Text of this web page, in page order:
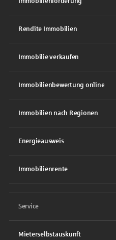
Rendite Immobilien
Immobilie verkaufen
Immobilienbewertung online
Immobilien nach Regionen
Energieausweis
Immobilienrente
Service
Mieterselbstauskunft